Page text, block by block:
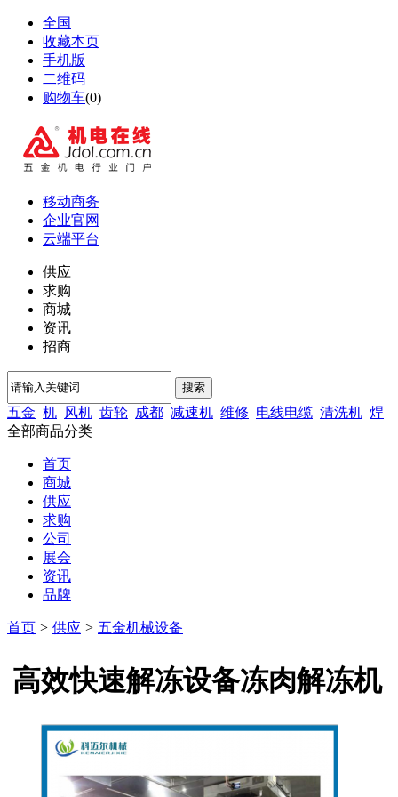
全国
收藏本页
手机版
二维码
购物车(0)
移动商务
企业官网
云端平台
供应
求购
商城
资讯
招商
搜索
五金 机 风机 齿轮 成都 减速机 维修 电线电缆 清洗机 焊
全部商品分类
首页
商城
供应
求购
公司
展会
资讯
品牌
首页 > 供应 > 五金机械设备
高效快速解冻设备冻肉解冻机